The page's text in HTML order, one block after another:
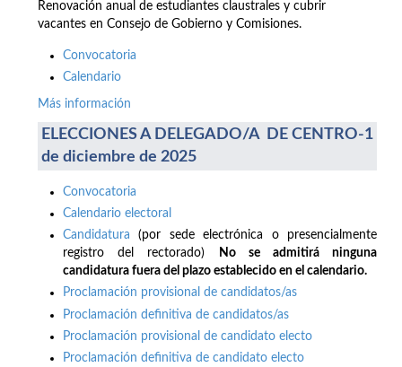
Renovación anual de estudiantes claustrales y cubrir
vacantes en Consejo de Gobierno y Comisiones.
Convocatoria
Calendario
Más información
ELECCIONES A DELEGADO/A DE CENTRO-1
de diciembre de 2025
Convocatoria
Calendario electoral
Candidatura (por sede electrónica o presencialmente
registro del rectorado)
No se admitirá ninguna
candidatura fuera del plazo establecido en el calendario.
Proclamación provisional de candidatos/as
Proclamación definitiva de candidatos/as
Proclamación provisional de candidato electo
Proclamación definitiva de candidato electo